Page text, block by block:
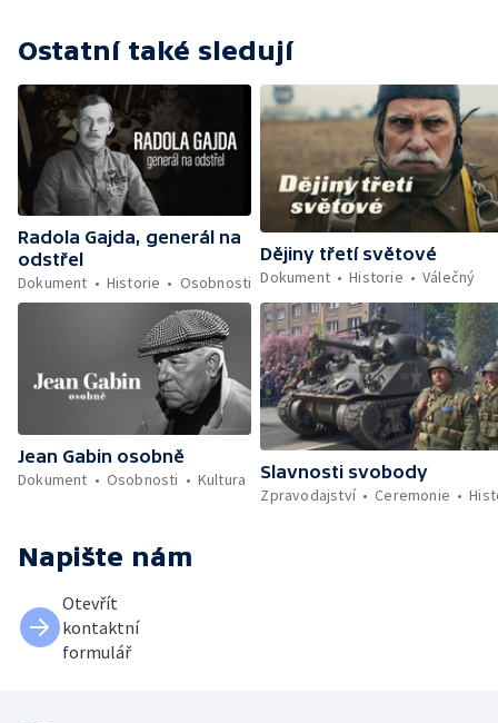
Ostatní také sledují
Radola Gajda, generál na
odstřel
Dokument
Historie Osobnosti
Dějiny třetí světové
Dokument
Historie Válečný
Jean Gabin osobně
Dokument
Osobnosti Kultura
Slavnosti svobody
Zpravodajství
Ceremonie
Napište nám
Otevřít
kontaktní
formulář